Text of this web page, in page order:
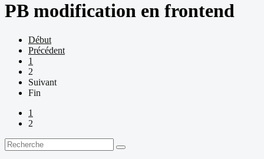
PB modification en frontend
Début
Précédent
1
2
Suivant
Fin
1
2